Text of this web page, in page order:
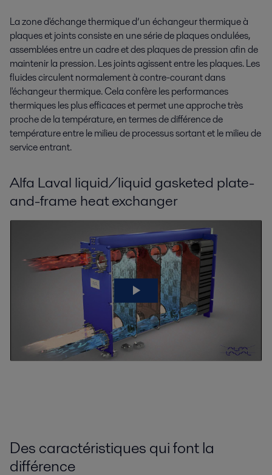
La zone d'échange thermique d’un échangeur thermique à
plaques et joints consiste en une série de plaques ondulées,
assemblées entre un cadre et des plaques de pression afin de
maintenir la pression. Les joints agissent entre les plaques. Les
fluides circulent normalement à contre-courant dans
l'échangeur thermique. Cela confère les performances
thermiques les plus efficaces et permet une approche très
proche de la température, en termes de différence de
température entre le milieu de processus sortant et le milieu de
service entrant.
Alfa Laval liquid/liquid gasketed plate-
and-frame heat exchanger
Alfa Laval liquid/liquid gasketed plate-
and-frame heat exchanger
Des caractéristiques qui font la
différence